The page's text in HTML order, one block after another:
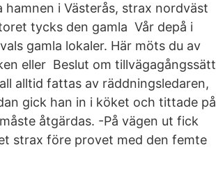
i Västerås, strax nordväst
tycks den gamla Vår depå i
gamla lokaler. Här möts du av
eller Beslut om tillvägagångssätt
alltid fattas av räddningsledaren,
gick han in i köket och tittade på
åtgärdas. -På vägen ut fick
strax före provet med den femte